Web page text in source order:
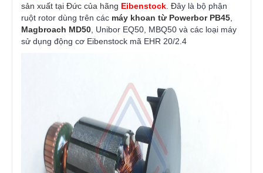
sản xuất tại Đức của hãng Eibenstock . Đây là bộ phận
ruột rotor dùng trên các máy khoan từ Powerbor PB45
Magbroach MD50 , Unibor EQ50, MBQ50 và các loại máy
sử dụng động cơ Eibenstock mã EHR 20/2.4